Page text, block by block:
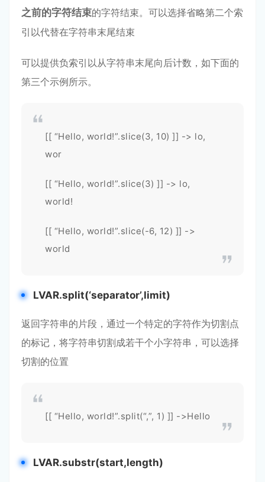
之前的字符结束的字符结束。可以选择省略第二个索
引以代替在字符串末尾结束
可以提供负索引以从字符串末尾向后计数，如下面的
第三个示例所示。
[[ “Hello, world!”.slice(3, 10) ]] -> lo,
wor
[[ “Hello, world!”.slice(3) ]] -> lo,
world!
[[ “Hello, world!”.slice(-6, 12) ]] ->
world
LVAR.split(‘separator’,limit)
返回字符串的片段，通过一个特定的字符作为切割点
的标记，将字符串切割成若干个小字符串，可以选择
切割的位置
[[ “Hello, world!”.split(“,”, 1) ]] ->Hello
LVAR.substr(start,length)